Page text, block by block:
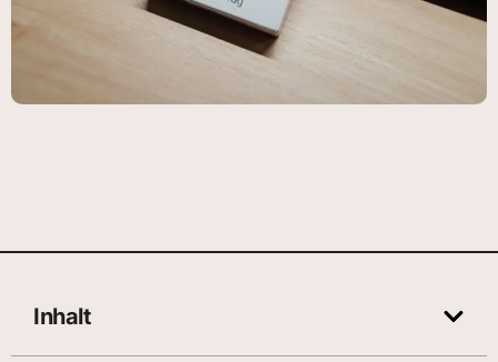
Inhalt